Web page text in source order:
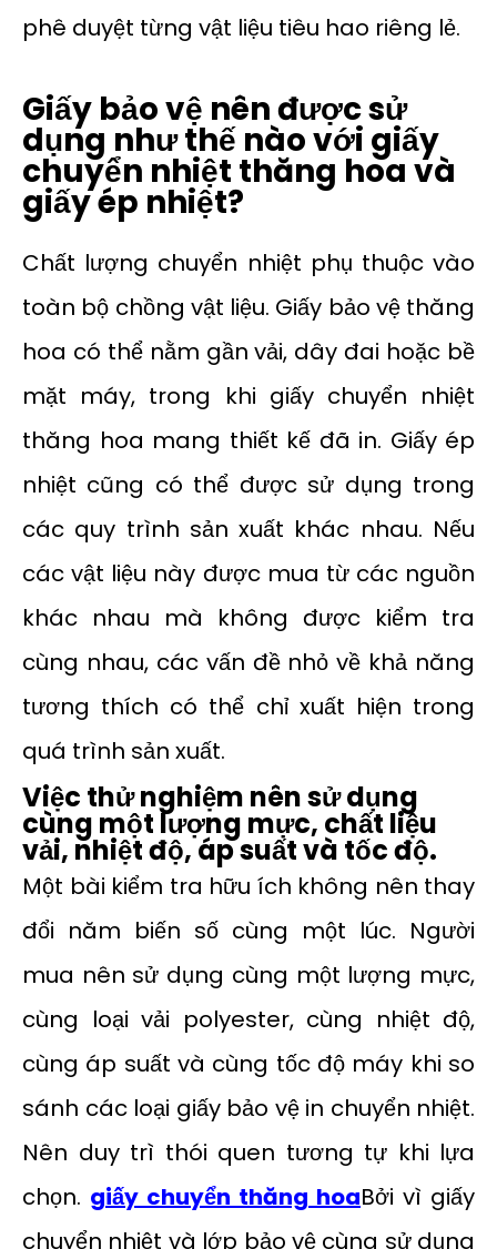
phê duyệt từng vật liệu tiêu hao riêng lẻ.
Giấy bảo vệ nên được sử
dụng như thế nào với giấy
chuyển nhiệt thăng hoa và
giấy ép nhiệt?
Chất lượng chuyển nhiệt phụ thuộc vào
toàn bộ chồng vật liệu. Giấy bảo vệ thăng
hoa có thể nằm gần vải, dây đai hoặc bề
mặt máy, trong khi giấy chuyển nhiệt
thăng hoa mang thiết kế đã in. Giấy ép
nhiệt cũng có thể được sử dụng trong
các quy trình sản xuất khác nhau. Nếu
các vật liệu này được mua từ các nguồn
khác nhau mà không được kiểm tra
cùng nhau, các vấn đề nhỏ về khả năng
tương thích có thể chỉ xuất hiện trong
quá trình sản xuất.
Việc thử nghiệm nên sử dụng
cùng một lượng mực, chất liệu
vải, nhiệt độ, áp suất và tốc độ.
Một bài kiểm tra hữu ích không nên thay
đổi năm biến số cùng một lúc. Người
mua nên sử dụng cùng một lượng mực,
cùng loại vải polyester, cùng nhiệt độ,
cùng áp suất và cùng tốc độ máy khi so
sánh các loại giấy bảo vệ in chuyển nhiệt.
Nên duy trì thói quen tương tự khi lựa
chọn. giấy chuyển thăng hoaBởi vì giấy
chuyển nhiệt và lớp bảo vệ cùng sử dụng